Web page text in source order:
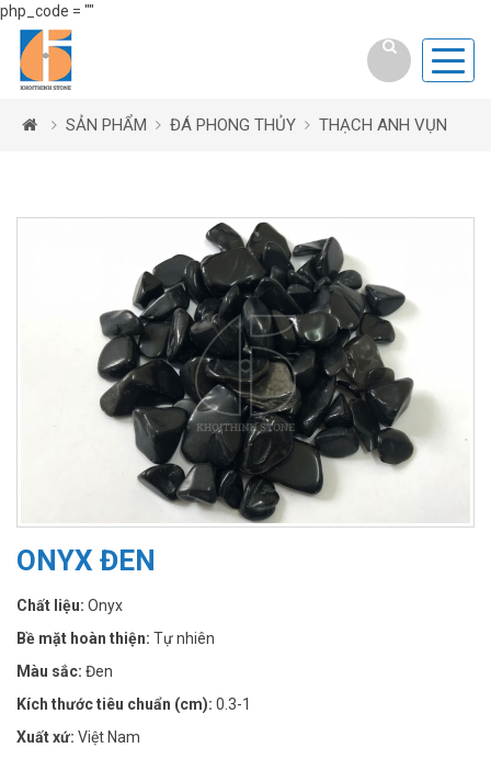
php_code = ""
SẢN PHẨM ĐÁ PHONG THỦY THẠCH ANH VỤN
ONYX ĐEN
Chất liệu: Onyx
Bề mặt hoàn thiện: Tự nhiên
Màu sắc: Đen
Kích thước tiêu chuẩn (cm): 0.3-1
Xuất xứ: Việt Nam